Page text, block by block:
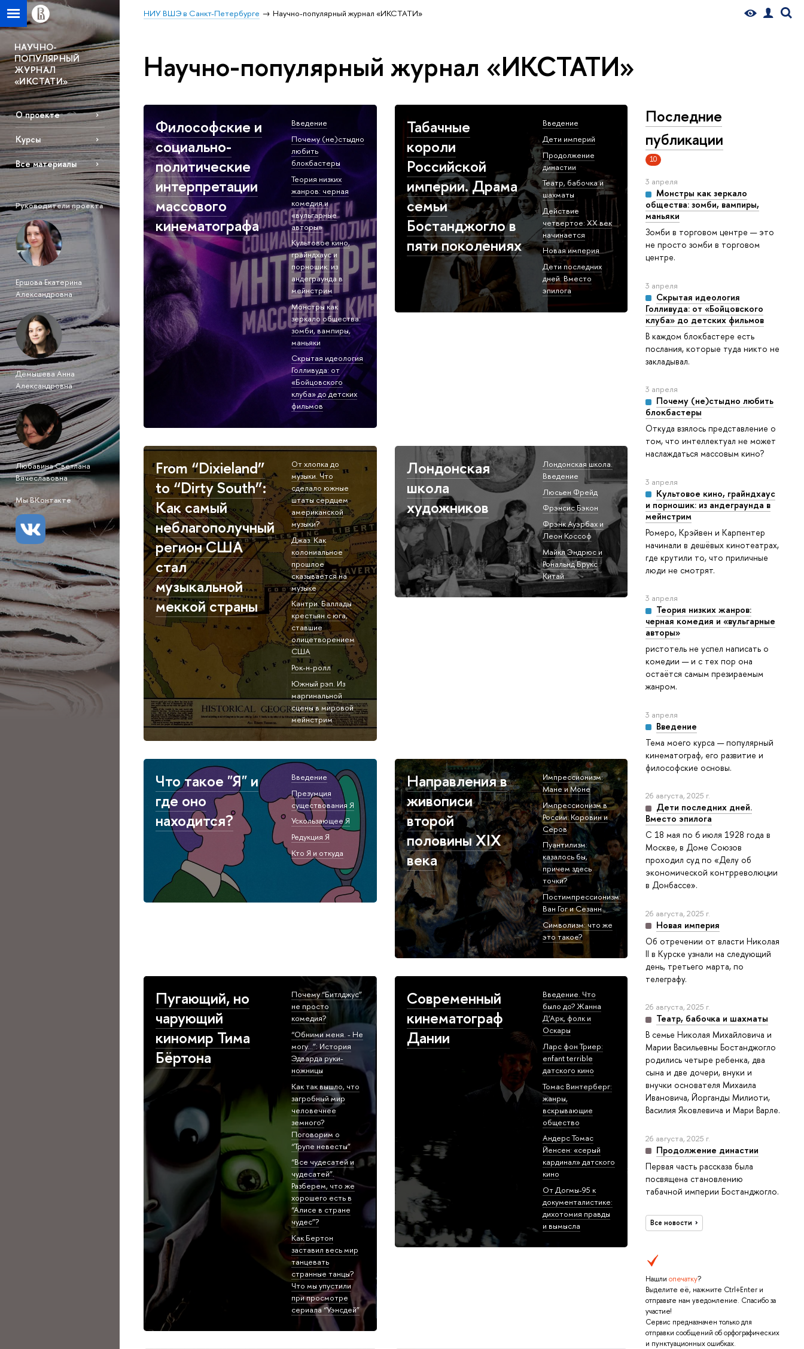
НИУ ВШЭ в Санкт-Петербурге Научно-популярный журнал «ИКСТАТИ»
НАУЧНО-
ПОПУЛЯРНЫЙ
ЖУРНАЛ
«ИКСТАТИ»
О проекте
Курсы
Все материалы
Руководители проекта
Ершова Екатерина
Александровна
Демышева Анна
Александровна
Любавина Светлана
Вячеславовна
Мы ВКонтакте
Научно-популярный журнал «ИКСТАТИ»
Последние
публикации
10
3 апреля
Монстры как зеркало
общества: зомби, вампиры,
маньяки
Зомби в торговом центре — это
не просто зомби в торговом
центре.
3 апреля
Скрытая идеология
Голливуда: от «Бойцовского
клуба» до детских фильмов
В каждом блокбастере есть
послания, которые туда никто не
закладывал.
3 апреля
Почему (не)стыдно любить
блокбастеры
Откуда взялось представление о
том, что интеллектуал не может
наслаждаться массовым кино?
3 апреля
Культовое кино, грайндхаус
и порношик: из андеграунда в
мейнстрим
Ромеро, Крэйвен и Карпентер
начинали в дешёвых кинотеатрах,
где крутили то, что приличные
люди не смотрят.
3 апреля
Теория низких жанров:
черная комедия и «вульгарные
авторы»
ристотель не успел написать о
комедии — и с тех пор она
остаётся самым презираемым
жанром.
3 апреля
Введение
Тема моего курса — популярный
кинематограф, его развитие и
философские основы.
26 августа, 2025 г.
Дети последних дней.
Вместо эпилога
С 18 мая по 6 июля 1928 года в
Москве, в Доме Союзов
проходил суд по «Делу об
экономической контрреволюции
в Донбассе».
26 августа, 2025 г.
Новая империя
Об отречении от власти Николая
II в Курске узнали на следующий
день, третьего марта, по
телеграфу.
26 августа, 2025 г.
Театр, бабочка и шахматы
В семье Николая Михайловича и
Марии Васильевны Бостанджогло
родились четыре ребенка, два
сына и две дочери, внуки и
внучки основателя Михаила
Ивановича, Йорганды Милиоти,
Василия Яковлевича и Мари Варле.
26 августа, 2025 г.
Продолжение династии
Первая часть рассказа была
посвящена становлению
табачной империи Бостанджогло.
Все новости
Нашли опечатку?
Выделите её, нажмите Ctrl+Enter и
отправьте нам уведомление. Спасибо за
участие!
Сервис предназначен только для
отправки сообщений об орфографических
и пунктуационных ошибках.
Философские и
социально-
политические
интерпретации
массового
кинематографа
Введение
Почему (не)стыдно
любить
блокбастеры
Теория низких
жанров: черная
комедия и
«вульгарные
авторы»
Культовое кино,
грайндхаус и
порношик: из
андеграунда в
мейнстрим
Монстры как
зеркало общества:
зомби, вампиры,
маньяки
Скрытая идеология
Голливуда: от
«Бойцовского
клуба» до детских
фильмов
Табачные
короли
Российской
империи. Драма
семьи
Бостанджогло в
пяти поколениях
Введение
Дети империй
Продолжение
династии
Театр, бабочка и
шахматы
Действие
четвертое: ХХ век
начинается
Новая империя
Дети последних
дней. Вместо
эпилога
From “Dixieland”
to “Dirty South”:
Как самый
неблагополучный
регион США
стал
музыкальной
меккой страны
От хлопка до
музыки. Что
сделало южные
штаты сердцем
американской
музыки?
Джаз. Как
колониальное
прошлое
сказывается на
музыке
Кантри. Баллады
крестьян с юга,
ставшие
олицетворением
США
Рок-н-ролл
Южный рэп. Из
маргинальной
сцены в мировой
мейнстрим
Лондонская
школа
художников
Лондонская школа.
Введение
Люсьен Фрейд
Фрэнсис Бэкон
Фрэнк Ауэрбах и
Леон Коссоф
Майкл Эндрюс и
Рональнд Брукс
Китай
Что такое "Я" и
где оно
находится?
Введение
Презумция
существования Я
Ускользающее Я
Редукция Я
Кто Я и откуда
Направления в
живописи
второй
половины XIX
века
Импрессионизм:
Мане и Моне
Импрессионизм в
России: Коровин и
Серов
Пуантилизм:
казалось бы,
причем здесь
точки?
Постимпрессионизм:
Ван Гог и Сезанн
Символизм: что же
это такое?
Пугающий, но
чарующий
киномир Тима
Бёртона
Почему “Битлджус”
не просто
комедия?
“Обними меня. - Не
могу…”: История
Эдварда руки-
ножницы
Как так вышло, что
загробный мир
человечнее
земного?
Поговорим о
“Трупе невесты”
“Все чудесатей и
чудесатей”.
Разберем, что же
хорошего есть в
“Алисе в стране
чудес”?
Как Бертон
заставил весь мир
танцевать
странные танцы?
Что мы упустили
при просмотре
сериала “Уэнсдей”
Современный
кинематограф
Дании
Введение. Что
было до? Жанна
Д’Арк, фолк и
Оскары
Ларс фон Триер:
enfant terrible
датского кино
Томас Винтерберг:
жанры,
вскрывающие
общество
Андерс Томас
Йенсен: «серый
кардинал» датского
кино
От Догмы-95 к
документалистике:
дихотомия правды
и вымысла